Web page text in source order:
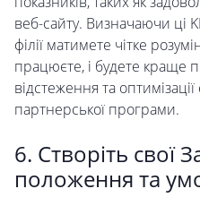
веб-сайту. Визначаючи ці
філії матимете чітке
працюєте, і будете краще
відстеження та
партнерської програми.
6. Створіть свої
положення та